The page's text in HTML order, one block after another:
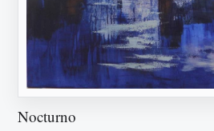
Nocturno